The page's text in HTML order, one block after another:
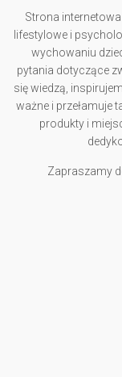
Strona
lifestylowe i
wychowaniu
pytania dotyczące
się wiedzą,
ważne i przełamuje
produkty i
Zapraszamy